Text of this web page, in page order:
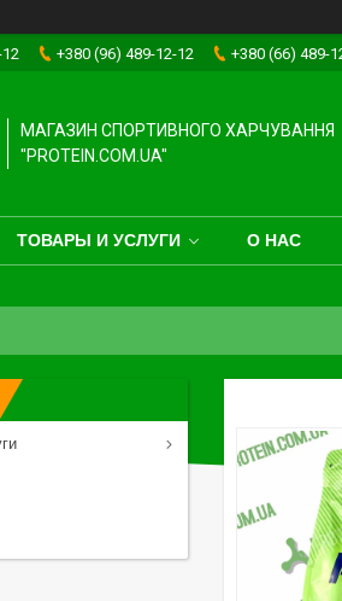
+380 (96) 489-12-12 +380 (66) 489-
МАГАЗИН СПОРТИВНОГО ХАРЧУВАННЯ
"PROTEIN.COM.UA"
ТОВАРЫ И УСЛУГИ О НАС